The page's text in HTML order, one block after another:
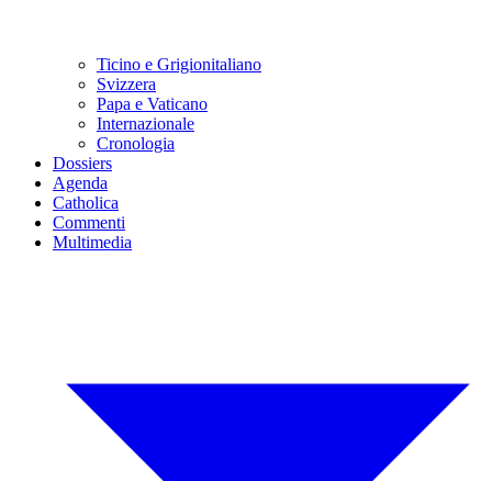
Ticino e Grigionitaliano
Svizzera
Papa e Vaticano
Internazionale
Cronologia
Dossiers
Agenda
Catholica
Commenti
Multimedia